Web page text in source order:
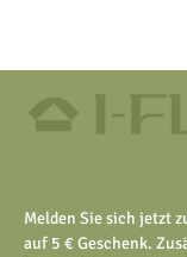
Melden Sie sich jetzt
auf 5 € Geschenk.